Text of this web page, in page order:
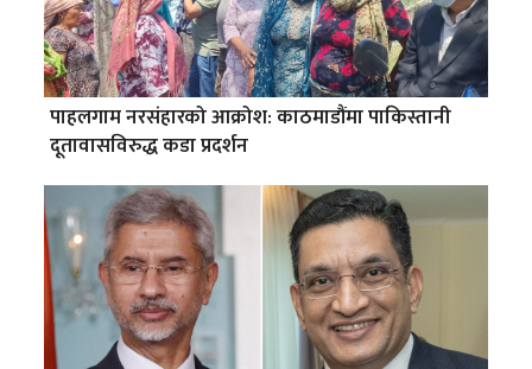
पाहलगाम नरसंहारको आक्रोश: काठमाडौंमा पाकिस्तानी
दूतावासविरुद्ध कडा प्रदर्शन